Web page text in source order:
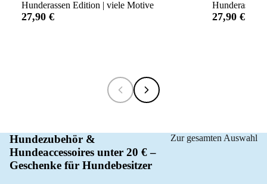
Hunderassen Edition | viele Motive
27,90 €
Hunderassen
27,90 €
Hundezubehör &
Hundeaccessoires unter 20 € –
Geschenke für Hundebesitzer
Zur gesamten Auswahl